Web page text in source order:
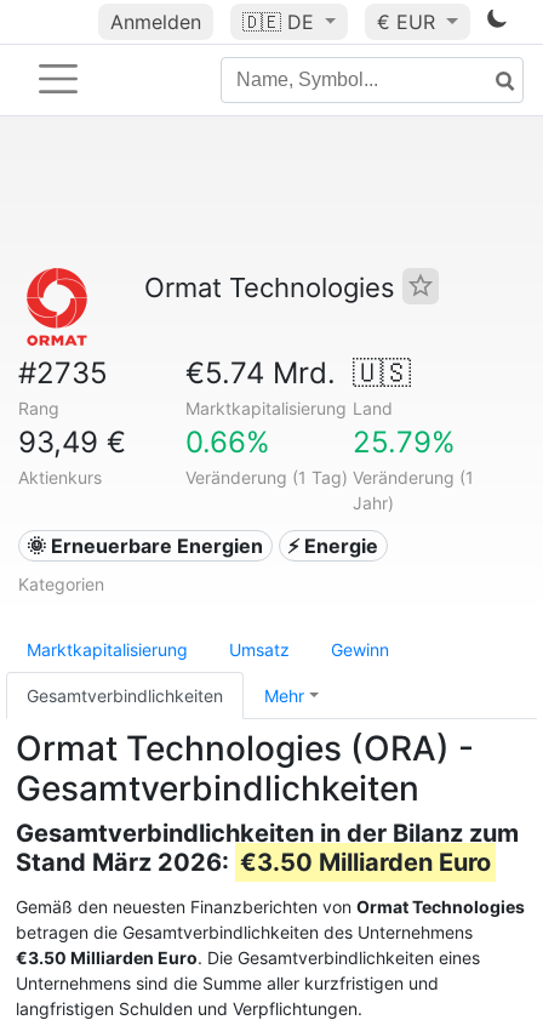
Anmelden 🇩🇪 DE € EUR
Ormat Technologies
#2735
Rang
€5.74 Mrd.
Marktkapitalisierung
🇺🇸
Land
93,49 €
Aktienkurs
0.66%
Veränderung (1 Tag)
25.79%
Veränderung (1
Jahr)
🌞 Erneuerbare Energien ⚡ Energie
Kategorien
Marktkapitalisierung Umsatz Gewinn
Gesamtverbindlichkeiten Mehr
Ormat Technologies (ORA) -
Gesamtverbindlichkeiten
Gesamtverbindlichkeiten in der Bilanz zum
Stand März 2026: €3.50 Milliarden Euro
Gemäß den neuesten Finanzberichten von Ormat Technologies
betragen die Gesamtverbindlichkeiten des Unternehmens
€3.50 Milliarden Euro. Die Gesamtverbindlichkeiten eines
Unternehmens sind die Summe aller kurzfristigen und
langfristigen Schulden und Verpflichtungen.